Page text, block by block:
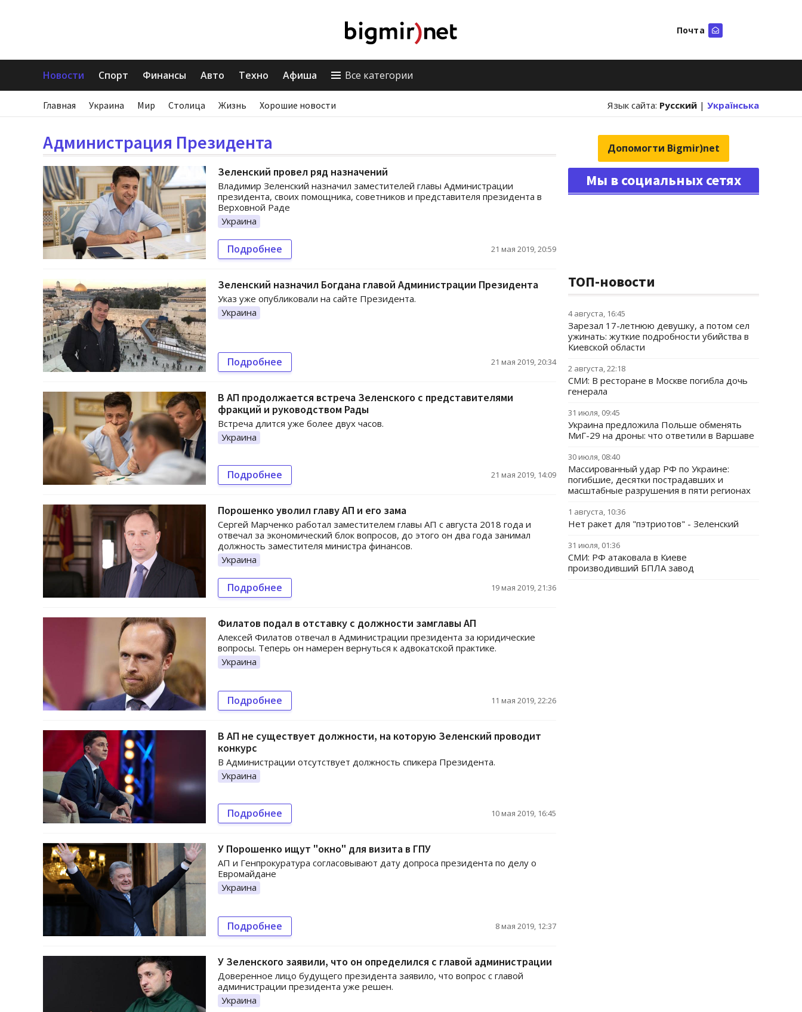
Почта
Новости Спорт Финансы Авто Техно Афиша Все категории
Главная Украина Мир Столица Жизнь Хорошие новости Язык сайта: Русский | Українська
Администрация Президента
Зеленский провел ряд назначений
Владимир Зеленский назначил заместителей главы Администрации
президента, своих помощника, советников и представителя президента в
Верховной Раде
Украина
Подробнее 21 мая 2019, 20:59
Зеленский назначил Богдана главой Администрации Президента
Указ уже опубликовали на сайте Президента.
Украина
Подробнее 21 мая 2019, 20:34
В АП продолжается встреча Зеленского с представителями
фракций и руководством Рады
Встреча длится уже более двух часов.
Украина
Подробнее 21 мая 2019, 14:09
Порошенко уволил главу АП и его зама
Сергей Марченко работал заместителем главы АП с августа 2018 года и
отвечал за экономический блок вопросов, до этого он два года занимал
должность заместителя министра финансов.
Украина
Подробнее 19 мая 2019, 21:36
Филатов подал в отставку с должности замглавы АП
Алексей Филатов отвечал в Администрации президента за юридические
вопросы. Теперь он намерен вернуться к адвокатской практике.
Украина
Подробнее 11 мая 2019, 22:26
В АП не существует должности, на которую Зеленский проводит
конкурс
В Администрации отсутствует должность спикера Президента.
Украина
Подробнее 10 мая 2019, 16:45
У Порошенко ищут "окно" для визита в ГПУ
АП и Генпрокуратура согласовывают дату допроса президента по делу о
Евромайдане
Украина
Подробнее 8 мая 2019, 12:37
У Зеленского заявили, что он определился с главой администрации
Доверенное лицо будущего президента заявило, что вопрос с главой
администрации президента уже решен.
Украина
Допомогти Bigmir)net
Мы в социальных сетях
ТОП-новости
4 августа, 16:45
Зарезал 17-летнюю девушку, а потом сел
ужинать: жуткие подробности убийства в
Киевской области
2 августа, 22:18
СМИ: В ресторане в Москве погибла дочь
генерала
31 июля, 09:45
Украина предложила Польше обменять
МиГ-29 на дроны: что ответили в Варшаве
30 июля, 08:40
Массированный удар РФ по Украине:
погибшие, десятки пострадавших и
масштабные разрушения в пяти регионах
1 августа, 10:36
Нет ракет для "пэтриотов" - Зеленский
31 июля, 01:36
СМИ: РФ атаковала в Киеве
производивший БПЛА завод